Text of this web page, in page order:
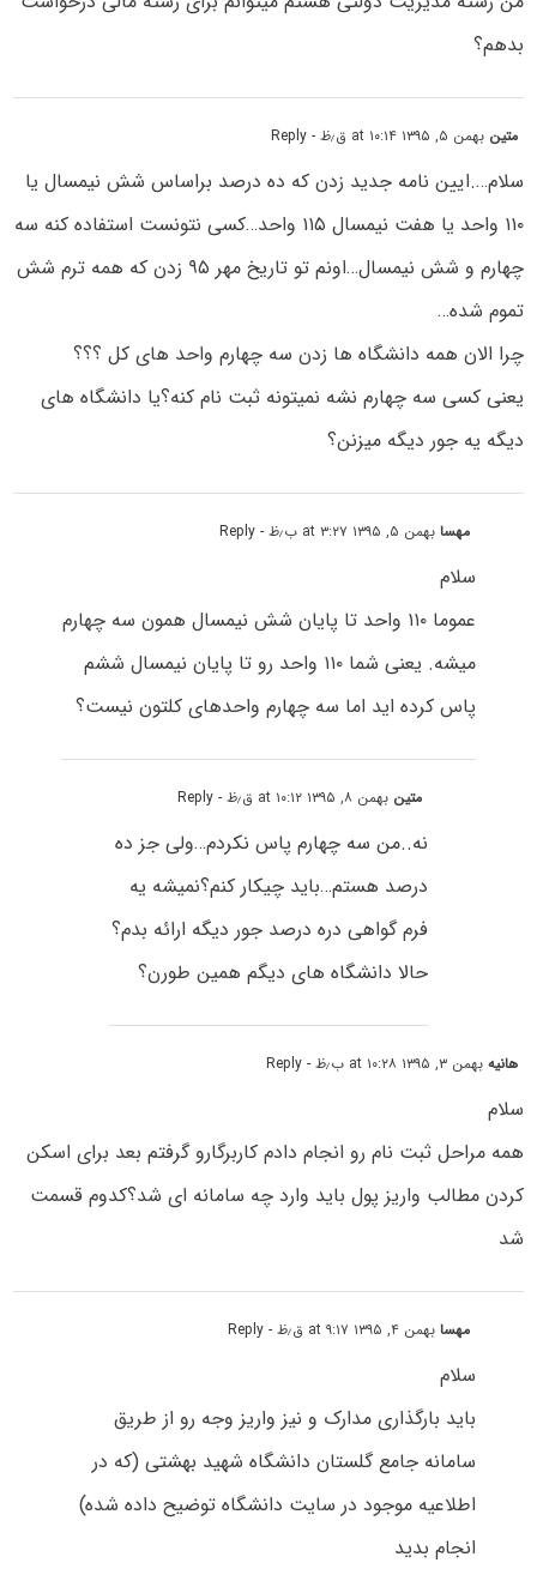
بدهم؟
متین بهمن ۵, ۱۳۹۵ at ۱۰:۱۴ ق٫ظ - Reply
سلام….ایین نامه جدید زدن که ده درصد براساس شش نیمسال یا
۱۱۰ واحد یا هفت نیمسال ۱۱۵ واحد…کسی نتونست استفاده کنه سه
چهارم و شش نیمسال…اونم تو تاریخ مهر ۹۵ زدن که همه ترم شش
تموم شده…
چرا الان همه دانشگاه ها زدن سه چهارم واحد های کل ؟؟؟
یعنی کسی سه چهارم نشه نمیتونه ثبت نام کنه؟یا دانشگاه های
دیگه یه جور دیگه میزنن؟
مهسابهمن ۵, ۱۳۹۵ at ۳:۲۷ ب٫ظ - Reply
سلام
عموما ۱۱۰ واحد تا پایان شش نیمسال همون سه چهارم
میشه. یعنی شما ۱۱۰ واحد رو تا پایان نیمسال ششم
پاس کرده اید اما سه چهارم واحدهای کلتون نیست؟
متین بهمن ۸, ۱۳۹۵ at ۱۰:۱۲ ق٫ظ - Reply
نه..من سه چهارم پاس نکردم…ولی جز ده
درصد هستم…باید چیکار کنم؟نمیشه یه
فرم گواهی دره درصد جور دیگه ارائه بدم؟
حالا دانشگاه های دیگم همین طورن؟
هانیهبهمن ۳, ۱۳۹۵ at ۱۰:۲۸ ب٫ظ - Reply
سلام
همه مراحل ثبت نام رو انجام دادم کاربرگارو گرفتم بعد برای اسکن
کردن مطالب واریز پول باید وارد چه سامانه ای شد؟کدوم قسمت
شد
مهسابهمن ۴, ۱۳۹۵ at ۹:۱۷ ق٫ظ - Reply
سلام
باید بارگذاری مدارک و نیز واریز وجه رو از طریق
سامانه جامع گلستان دانشگاه شهید بهشتی (که در
اطلاعیه موجود در سایت دانشگاه توضیح داده شده)
انجام بدید